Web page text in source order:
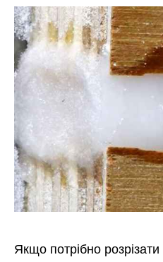
Якщо потрібно